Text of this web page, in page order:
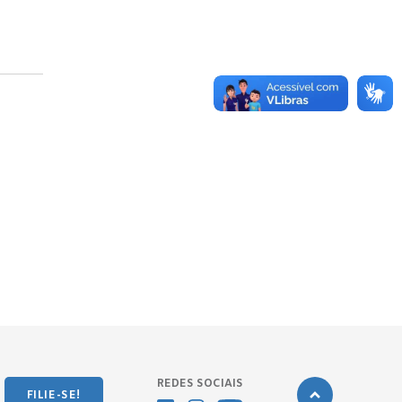
FILIE-SE!
REDES SOCIAIS